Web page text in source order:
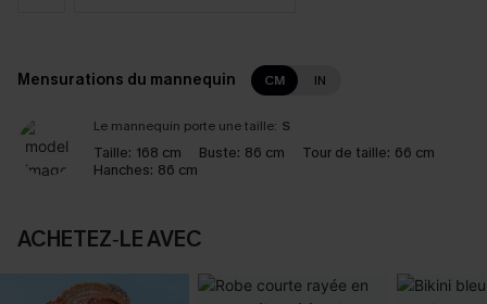
Mensurations du mannequin CM IN
Le mannequin porte une taille: S
Taille: 168 cm Buste: 86 cm Tour de taille: 66 cm
Hanches: 86 cm
ACHETEZ‑LE AVEC